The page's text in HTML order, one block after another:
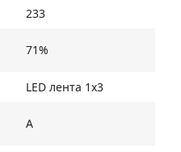
233
71%
LED лента 1х3
A